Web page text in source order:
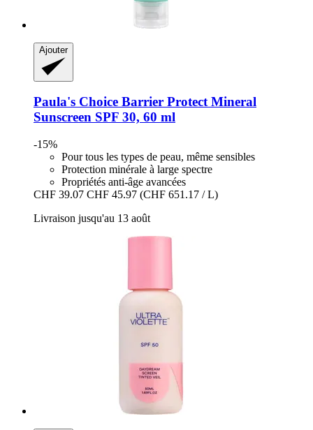
Ajouter
Paula's Choice Barrier Protect Mineral
Sunscreen SPF 30, 60 ml
-15%
Pour tous les types de peau, même sensibles
Protection minérale à large spectre
Propriétés anti-âge avancées
CHF 39.07 CHF 45.97 (CHF 651.17 / L)
Livraison jusqu'au 13 août